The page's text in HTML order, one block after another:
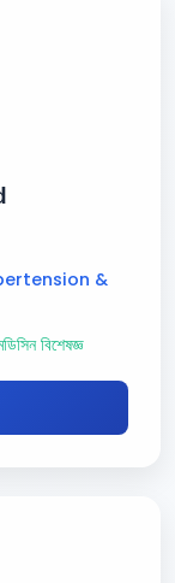
&
বিশেষজ্ঞ